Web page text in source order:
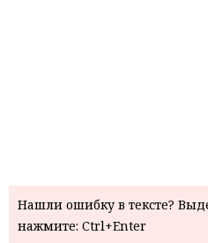
Нашли ошибку в тексте?
нажмите: Ctrl+Enter